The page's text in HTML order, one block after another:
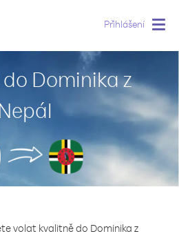
Přihlášení
Dominika z
volat kvalitně do Dominika z